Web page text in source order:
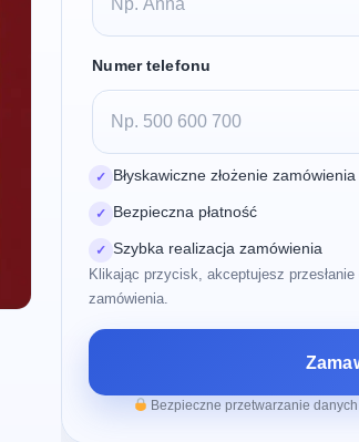
Numer telefonu
✓ Błyskawiczne złożenie zamówienia
✓ Bezpieczna płatność
✓ Szybka realizacja zamówienia
Klikając przycisk, akceptujesz
zamówienia.
Bezpieczne przetwarzanie